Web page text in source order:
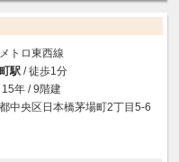
トロ東西線
駅 / 徒歩1分
年 / 9階建
中央区日本橋茅場町2丁目5-6